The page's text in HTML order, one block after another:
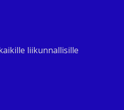
liikunnallisille